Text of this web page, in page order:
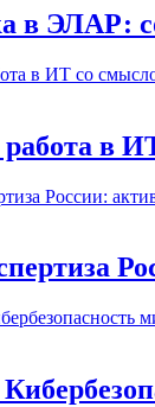
в ЭЛАР:
в